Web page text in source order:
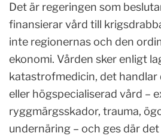
Det är regeringen som
finansierar vård till
inte regionernas och den
ekonomi. Vården sker enligt
katastrofmedicin, det handlar
eller högspecialiserad vård –
ryggmärgsskador, trauma,
undernäring – och ges där